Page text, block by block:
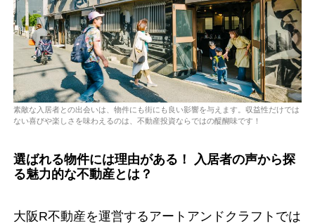
素敵な入居者との出会いは、物件にも街にも良い影響を与えます。収益性だけでは
ない喜びや楽しさを味わえるのは、不動産投資ならではの醍醐味です！
選ばれる物件には理由がある！ 入居者の声から探
る魅力的な不動産とは？
大阪R不動産を運営するアートアンドクラフトでは